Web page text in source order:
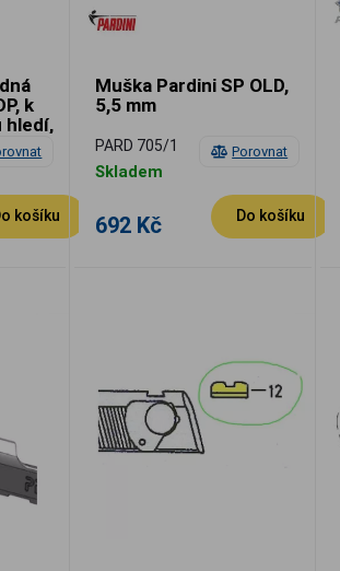
k
hledí,
košíku
Porovnat
Muška Pardini SP OLD,
5,5 mm
PARD 705/1
Skladem
692 Kč Do košíku